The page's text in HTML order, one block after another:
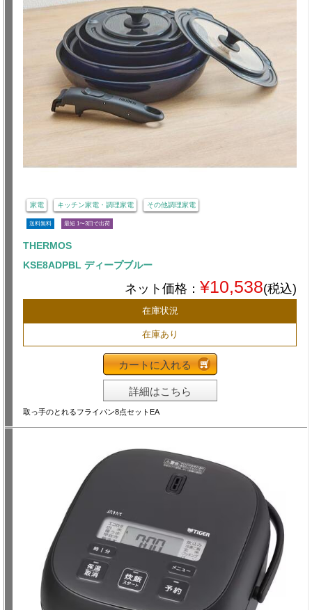
家電 キッチン家電・調理家電 その他調理家電
送料無料 最短 1〜3日で出荷
THERMOS
KSE8ADPBL ディープブルー
ネット価格： ¥10,538(税込)
在庫状況
在庫あり
カートに入れる
詳細はこちら
取っ手のとれるフライパン8点セットEA